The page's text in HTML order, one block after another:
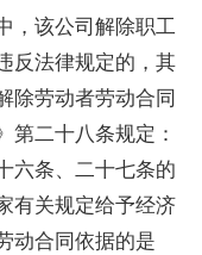
该公司解除职工
反法律规定的，其
除劳动者劳动合同
二十八条规定：
六条、二十七条的
有关规定给予经济
动合同依据的是